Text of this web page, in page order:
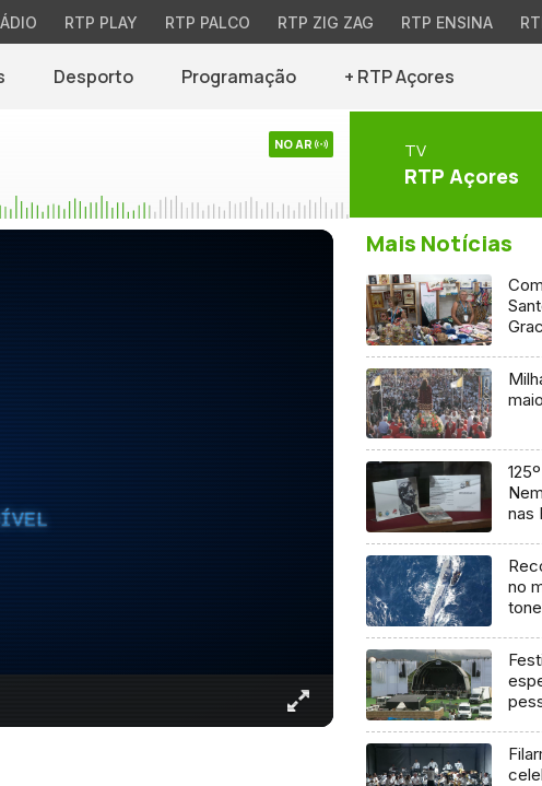
RTP PLAY RTP PALCO RTP ZIG ZAG RTP ENSINA
Desporto Programação + RTP Açores
NO AR TV
RTP Açores
Mais Notícias
nas
no